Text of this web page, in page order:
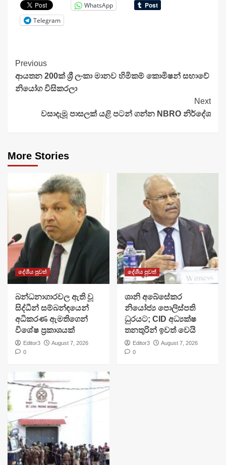
WhatsApp
Telegram
Continue
Reading
Previous
ආයතන 200ක් ශ්‍රී ලංකා මානව හිමිකම් කොමිෂන් සභාවේ
නියෝග විසිකරලා
Next
වසාදැමූ පාසලක් යළි පටන් ගන්න NBRO නිර්දේශ
More Stories
දේශීය පුවත්
බන්ධනාගාරවල ඇති වූ
සිද්ධීන් සම්බන්ඳයෙන්
අධිකරණ ඇමතිගෙන්
විශේෂ ප්‍රකාශයක්
Editor3
August 7, 2026
0
දේශීය පුවත්
ශානි අබේසේකර
නියෝජ්‍ය පොලිස්පති
ධුරයට; CID අධ්‍යක්ෂ
තනතුරින් ඉවත් වෙයි
Editor3
August 7, 2026
0